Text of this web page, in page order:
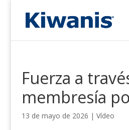
Fuerza a
membresía
13 de mayo de 2026 | Vídeo